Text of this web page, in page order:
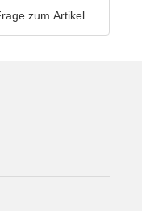
zum Artikel